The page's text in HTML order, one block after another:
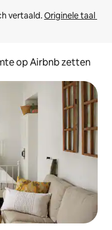
vertaald. Originele taal
op Airbnb zetten